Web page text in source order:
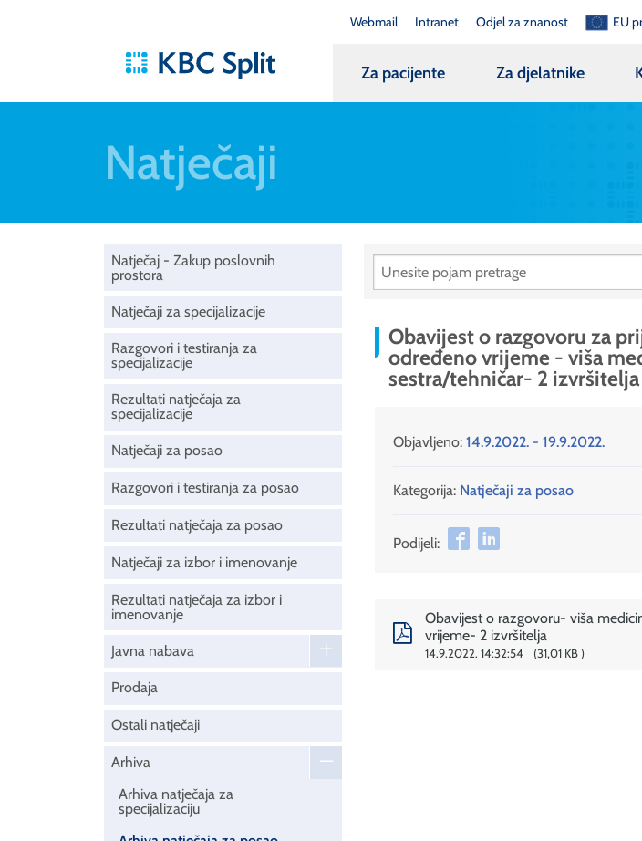
Webmail Intranet Odjel za znanost EU
Za pacijente Za djelatnike
Natječaji
Natječaj - Zakup poslovnih
prostora
Natječaji za specijalizacije
Razgovori i testiranja za
specijalizacije
Rezultati natječaja za
specijalizacije
Natječaji za posao
Razgovori i testiranja za posao
Rezultati natječaja za posao
Natječaji za izbor i imenovanje
Rezultati natječaja za izbor i
imenovanje
Javna nabava
Prodaja
Ostali natječaji
Arhiva
Arhiva natječaja za
specijalizaciju
Obavijest o razgovoru za
određeno vrijeme - viša
sestra/tehničar- 2 izvršitelja
Objavljeno: 14.9.2022. - 19.9.2022.
Kategorija: Natječaji za posao
Podijeli:
Obavijest o razgovoru- viša
vrijeme- 2 izvršitelja
14.9.2022. 14:32:54 31,01 KB